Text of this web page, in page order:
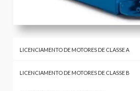
LICENCIAMENTO DE MOTORES DE CLASSE A
LICENCIAMENTO DE MOTORES DE CLASSE B